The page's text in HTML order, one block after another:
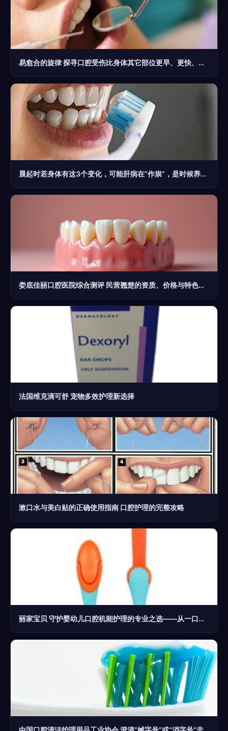
易愈合的旋律 探寻口腔受伤比身体其它部位更早、更快、复原之谜及其令复天之法
晨起时若身体有这3个变化，可能肝病在“作祟”，是时候养肝了
娄底佳丽口腔医院综合测评 民营翘楚的资质、价格与特色详解
法国维克滴可舒 宠物多效护理新选择
漱口水与美白贴的正确使用指南 口腔护理的完整攻略
丽家宝贝 守护婴幼儿口腔机能护理的专业之选——从一口好牙开始，陪伴宝宝健康成长